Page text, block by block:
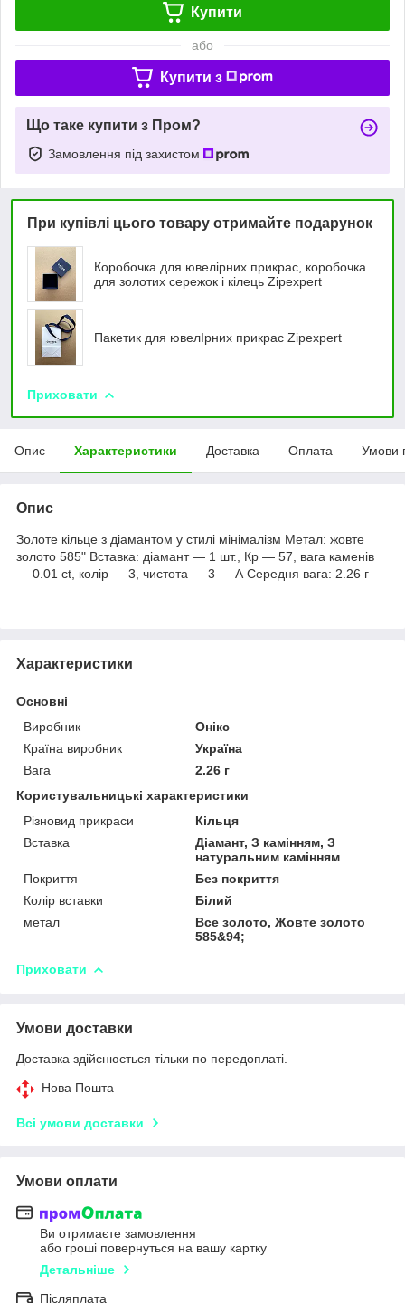
Купити
або
Купити з
Що таке купити з Пром?
Замовлення під захистом
При купівлі цього товару отримайте подарунок
Коробочка для ювелірних прикрас, коробочка
для золотих сережок і кілець Zipexpert
Пакетик для ювелIрних прикрас Zipexpert
Приховати
Опис Характеристики Доставка Оплата Умови
Опис
Золоте кільце з діамантом у стилі мінімалізм Метал: жовте
золото 585" Вставка: діамант — 1 шт., Кр — 57, вага каменів
— 0.01 ct, колір — 3, чистота — 3 — А Середня вага: 2.26 г
Характеристики
Основні
Виробник
Онікс
Країна виробник
Україна
Вага
2.26 г
Користувальницькі характеристики
Різновид прикраси
Кільця
Вставка
Діамант, З камінням, З
натуральним камінням
Покриття
Без покриття
Колір вставки
Білий
метал
Все золото, Жовте золото
585&94;
Приховати
Умови доставки
Доставка здійснюється тільки по передоплаті.
Нова Пошта
Всі умови доставки
Умови оплати
Ви отримаєте замовлення
або гроші повернуться на вашу картку
Детальніше
Післяплата